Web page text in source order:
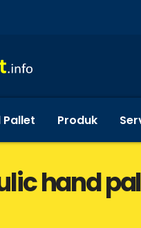
Pallet Produk
hand